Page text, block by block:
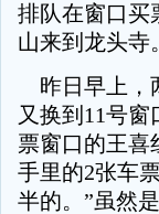
排队在窗口买
山来到龙头寺
昨日早上，
又换到11号
票窗口的王喜
手里的2张车
半的。”虽然